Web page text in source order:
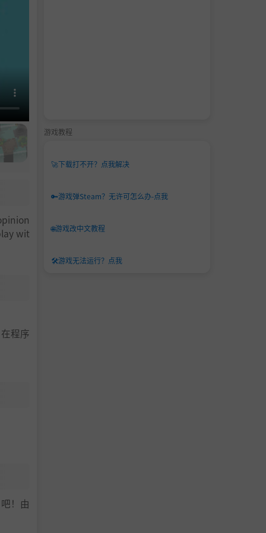
wit
程序
！由
游戏教程
🚀下载打不开？点我解决
🔑游戏弹Steam？无许可怎么办-点我
🌐游戏改中文教程
🛠️游戏无法运行？点我